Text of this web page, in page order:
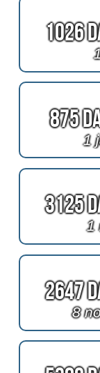
1026
875
1
3125
1
2647
8